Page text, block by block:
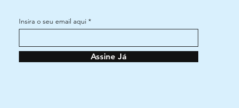
Insira o seu email aqui
Assine Já